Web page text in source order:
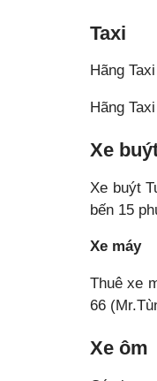
Taxi
Hãng
Hãng
Xe
Xe buýt
bến 15
Xe máy
Thuê xe
66
Xe ôm